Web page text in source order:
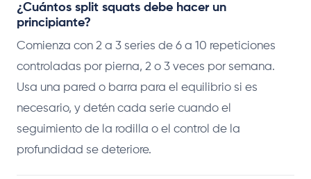
¿Cuántos split squats debe hacer un
principiante?
Comienza con 2 a 3 series de 6 a 10 repeticiones
controladas por pierna, 2 o 3 veces por semana.
Usa una pared o barra para el equilibrio si es
necesario, y detén cada serie cuando el
seguimiento de la rodilla o el control de la
profundidad se deteriore.